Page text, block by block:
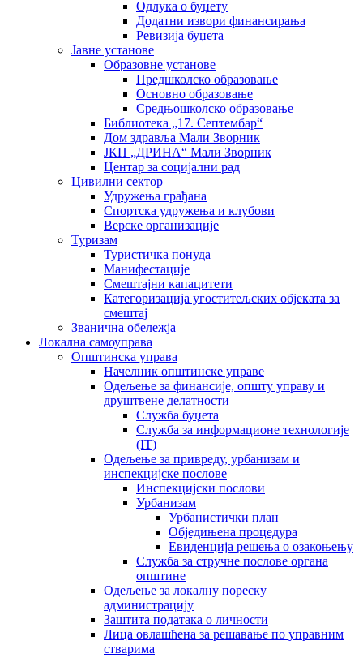
Одлука о буџету
Додатни извори финансирања
Ревизија буџета
Јавне установе
Образовне установе
Предшколско образовање
Основно образовање
Средњошколско образовање
Библиотека „17. Септембар“
Дом здравља Мали Зворник
ЈКП „ДРИНА“ Мали Зворник
Центар за социјални рад
Цивилни сектор
Удружења грађана
Спортска удружења и клубови
Верске организације
Туризам
Туристичка понуда
Манифестације
Смештајни капацитети
Категоризација угоститељских објеката за
смештај
Званична обележја
Локална самоуправа
Општинска управа
Начелник општинске управе
Одељење за финансије, општу управу и
друштвене делатности
Служба буџета
Служба за информационе технологије
(IT)
Одељење за привреду, урбанизам и
инспекцијске послове
Инспекцијски послови
Урбанизам
Урбанистички план
Обједињена процедура
Евиденција решења о озакоњењу
Служба за стручне послове органа
општине
Одељење за локалну пореску
администрацију
Заштита података о личности
Лица овлашћена за решавање по управним
стварима